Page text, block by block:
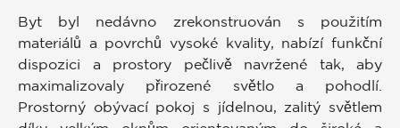
Byt byl nedávno zrekonstruován s použitím
materiálů a povrchů vysoké kvality, nabízí funkční
dispozici a prostory pečlivě navržené tak, aby
maximalizovaly přirozené světlo a pohodlí.
Prostorný obývací pokoj s jídelnou, zalitý světlem